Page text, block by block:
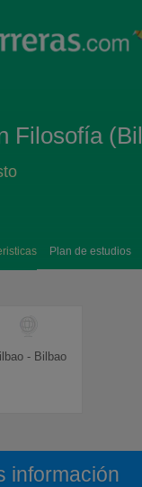
Filosofía
Plan de estudios
- Bilbao
información